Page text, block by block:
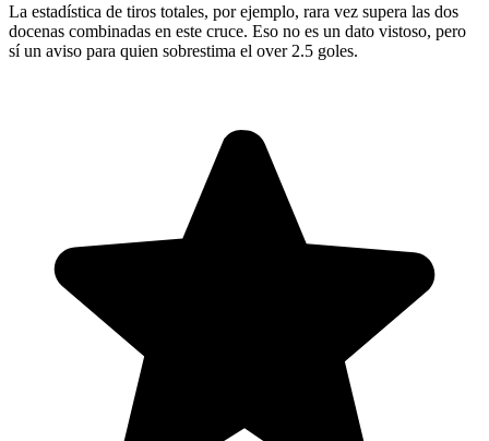
La estadística de tiros totales, por ejemplo, rara vez supera las dos
docenas combinadas en este cruce. Eso no es un dato vistoso, pero
sí un aviso para quien sobrestima el over 2.5 goles.